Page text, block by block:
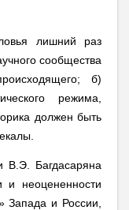
лишний раз
сообщества
б)
режима,
должен быть
В.Э. Багдасаряна
и неоцененности
Запада и России,